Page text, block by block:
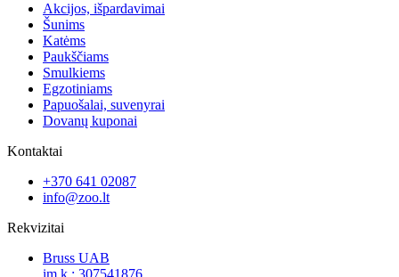
Akcijos, išpardavimai
Šunims
Katėms
Paukščiams
Smulkiems
Egzotiniams
Papuošalai, suvenyrai
Dovanų kuponai
Kontaktai
+370 641 02087
info@zoo.lt
Rekvizitai
Bruss UAB